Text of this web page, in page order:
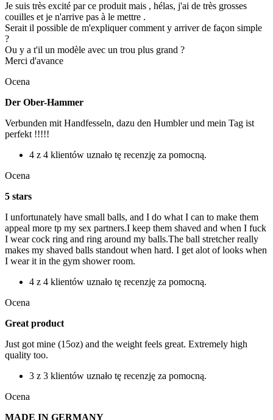
Je suis très excité par ce produit mais , hélas, j'ai de très grosses
couilles et je n'arrive pas à le mettre .
Serait il possible de m'expliquer comment y arriver de façon simple
?
Ou y a t'il un modèle avec un trou plus grand ?
Merci d'avance
Ocena
Der Ober-Hammer
Verbunden mit Handfesseln, dazu den Humbler und mein Tag ist
perfekt !!!!!
4 z 4 klientów uznało tę recenzję za pomocną.
Ocena
5 stars
I unfortunately have small balls, and I do what I can to make them
appeal more tp my sex partners.I keep them shaved and when I fuck
I wear cock ring and ring around my balls.The ball stretcher really
makes my shaved balls standout when hard. I get alot of looks when
I wear it in the gym shower room.
4 z 4 klientów uznało tę recenzję za pomocną.
Ocena
Great product
Just got mine (15oz) and the weight feels great. Extremely high
quality too.
3 z 3 klientów uznało tę recenzję za pomocną.
Ocena
MADE IN GERMANY